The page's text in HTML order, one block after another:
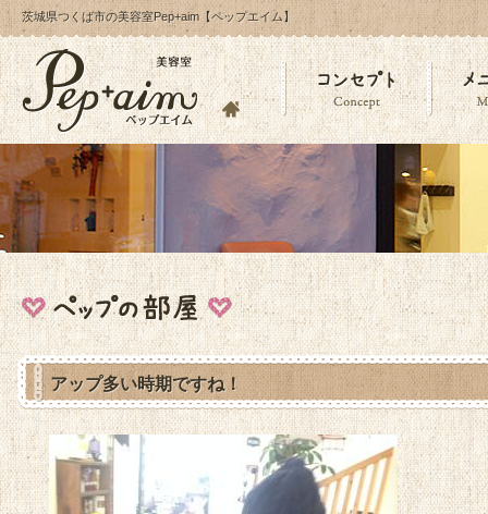
茨城県つくば市の美容室Pep+aim【ペップエイム】
アップ多い時期ですね！